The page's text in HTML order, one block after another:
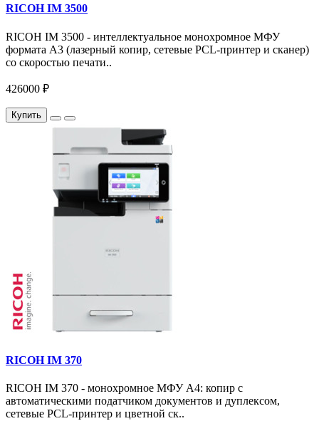
RICOH IM 3500
RICOH IM 3500 - интеллектуальное монохромное МФУ
формата А3 (лазерный копир, сетевые PCL-принтер и сканер)
со скоростью печати..
426000 ₽
Купить
RICOH IM 370
RICOH IM 370 - монохромное МФУ A4: копир с
автоматическими податчиком документов и дуплексом,
сетевые PCL-принтер и цветной ск..